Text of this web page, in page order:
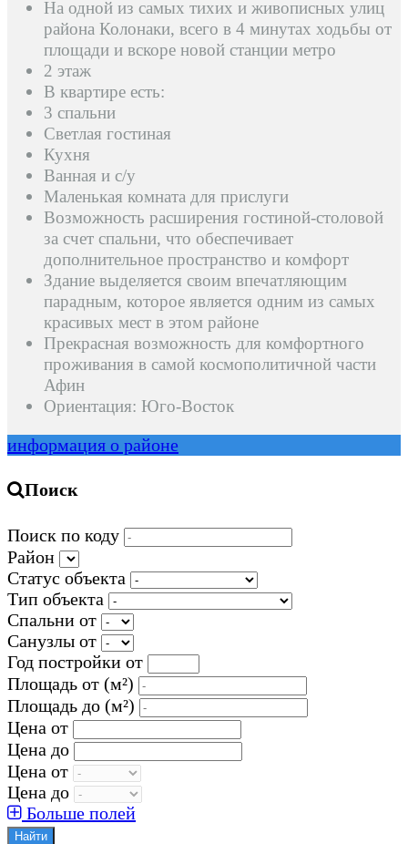
На одной из самых тихих и живописных улиц
района Колонаки, всего в 4 минутах ходьбы от
площади и вскоре новой станции метро
2 этаж
В квартире есть:
3 спальни
Светлая гостиная
Кухня
Ванная и с/у
Маленькая комната для прислуги
Возможность расширения гостиной-столовой
за счет спальни, что обеспечивает
дополнительное пространство и комфорт
Здание выделяется своим впечатляющим
парадным, которое является одним из самых
красивых мест в этом районе
Прекрасная возможность для комфортного
проживания в самой космополитичной части
Афин
Ориентация: Юго-Восток
информация о районе
Поиск
Поиск по коду
Район
Статус объекта
Тип объекта
Спальни от
Санузлы от
Год постройки от
Площадь от (м²)
Площадь до (м²)
Цена от
Цена до
Цена от
Цена до
Больше полей